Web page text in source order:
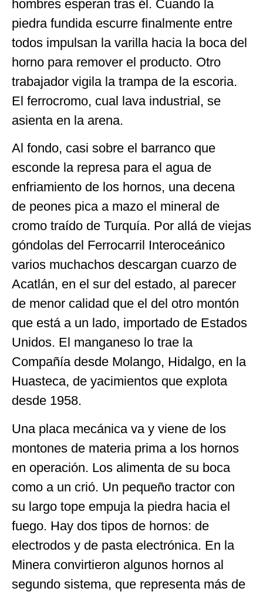
hombres esperan tras él. Cuando la
piedra fundida escurre finalmente entre
todos impulsan la varilla hacia la boca del
horno para remover el producto. Otro
trabajador vigila la trampa de la escoria.
El ferrocromo, cual lava industrial, se
asienta en la arena.
Al fondo, casi sobre el barranco que
esconde la represa para el agua de
enfriamiento de los hornos, una decena
de peones pica a mazo el mineral de
cromo traído de Turquía. Por allá de viejas
góndolas del Ferrocarril Interoceánico
varios muchachos descargan cuarzo de
Acatlán, en el sur del estado, al parecer
de menor calidad que el del otro montón
que está a un lado, importado de Estados
Unidos. El manganeso lo trae la
Compañía desde Molango, Hidalgo, en la
Huasteca, de yacimientos que explota
desde 1958.
Una placa mecánica va y viene de los
montones de materia prima a los hornos
en operación. Los alimenta de su boca
como a un crió. Un pequeño tractor con
su largo tope empuja la piedra hacia el
fuego. Hay dos tipos de hornos: de
electrodos y de pasta electrónica. En la
Minera convirtieron algunos hornos al
segundo sistema, que representa más de